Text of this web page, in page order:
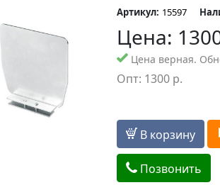
Артикул: 15597
Цена:
Цена верная.
Опт: 1300р.
В корзину
Позвонить